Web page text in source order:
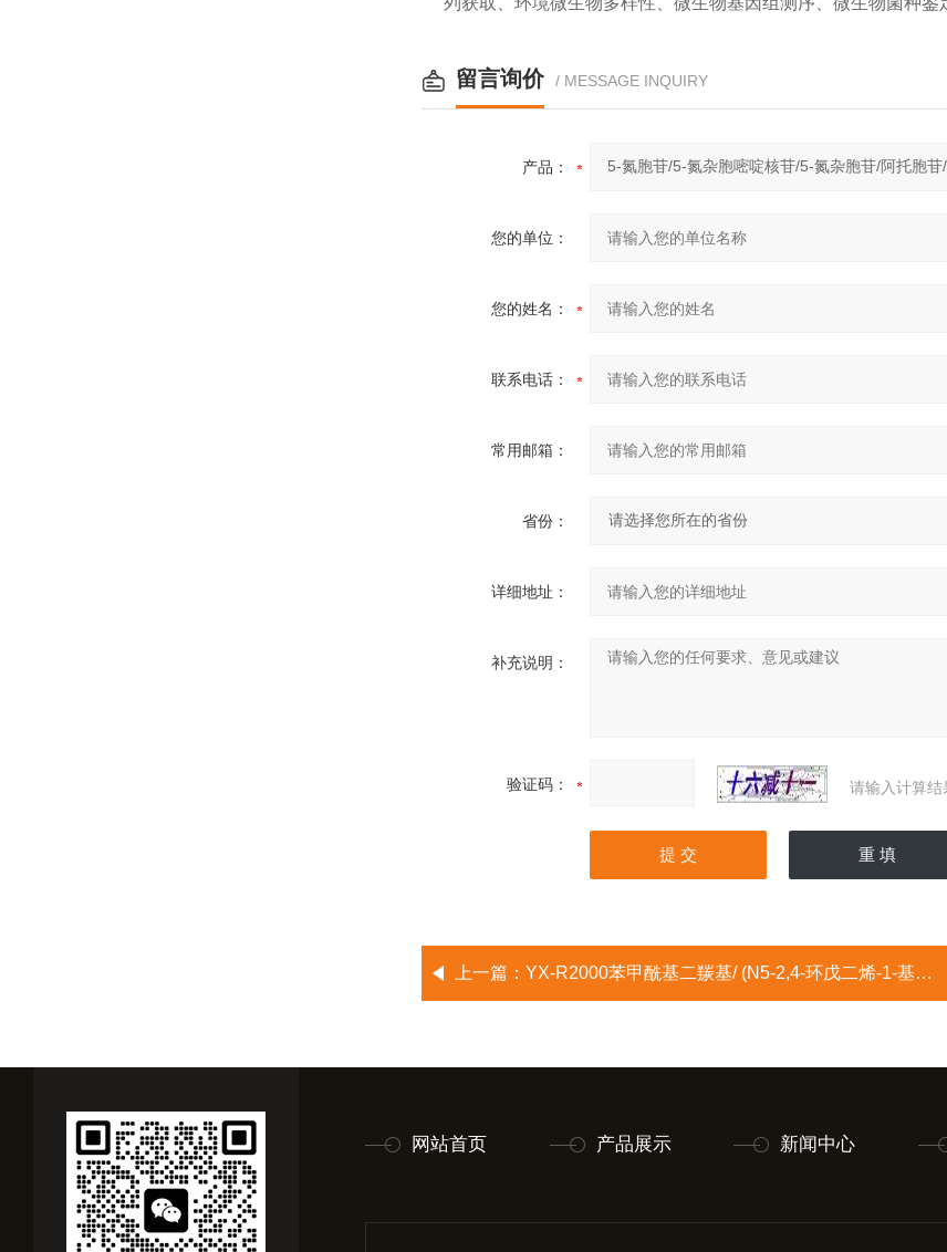
留言询价 / MESSAGE INQUIRY
产品：
您的单位：
您的姓名：
联系电话：
常用邮箱：
省份：
详细地址：
补充说明：
验证码： 请输入计算
上一篇： YX-R2000苯甲酰基二羰基/ (N5-2,4-环戊二烯-1-基)铁/二羰基环戊二烯基铁二聚物/双(二羰基环戊二烯铁)/环戊二烯基二
网站首页 产品展示 新闻中心